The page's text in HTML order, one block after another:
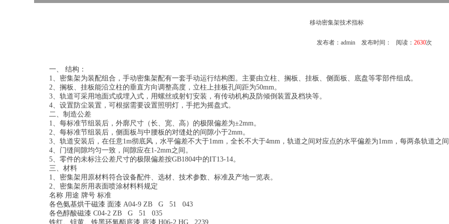
移动密集架技术指标
发布者：admin 发布时间： 阅读： 2630次
一、 结构：
1、密集架为装配组合，手动密集架配有一套手动运行结构图。主要由立柱、搁板、挂板、侧面板、底盘等零部件组成。
2、搁板、挂板能沿立柱的垂直方向调整高度，立柱上挂板孔间距为50mm。
3、轨道可采用地面式或埋入式，用螺丝或射钉安装，有传动机构及防倾倒装置及档块等。
4、设置防尘装置，可根据需要设置照明灯，手把为摇盘式。
二、制造公差
1、每标准节组装后，外廓尺寸（长、宽、高）的极限偏差为±2mm。
2、每标准节组装后，侧面板与中腰板的对缝处的间隙小于2mm。
3、轨道安装后，在任意1m彻底风，水平偏差不大于1mm，全长不大于4mm，轨道之间对应点的水平偏差为1mm，每两条轨道之间
4、门缝间隙均匀一致，间隙应在1-2mm之间。
5、零件的未标注公差尺寸的极限偏差按GB1804中的IT13-14。
三、材料
1、密集架用原材料符合设备配件、选材、技术参数、标准及产地一览表。
2、密集架所用表面喷涂材料料规定
名称 用途 牌号 标准
各色氨基烘干磁漆 面漆 A04-9 ZB G 51 043
各色醇酸磁漆 C04-2 ZB G 51 035
铁红、锌黄、铁黑环氧酯底漆 底漆 H06-2 HG 2239